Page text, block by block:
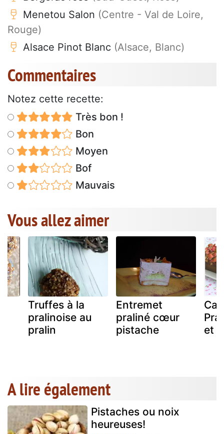
Menetou Salon (Centre - Val de Loire,
Rouge)
Alsace Pinot Blanc (Alsace, Blanc)
Commentaires
Notez cette recette:
Très bon !
Bon
Moyen
Bof
Mauvais
Vous allez aimer
Truffes à la
pralinoise au
pralin
Entremet
praliné cœur
pistache
et
A lire également
Pistaches ou noix
heureuses!